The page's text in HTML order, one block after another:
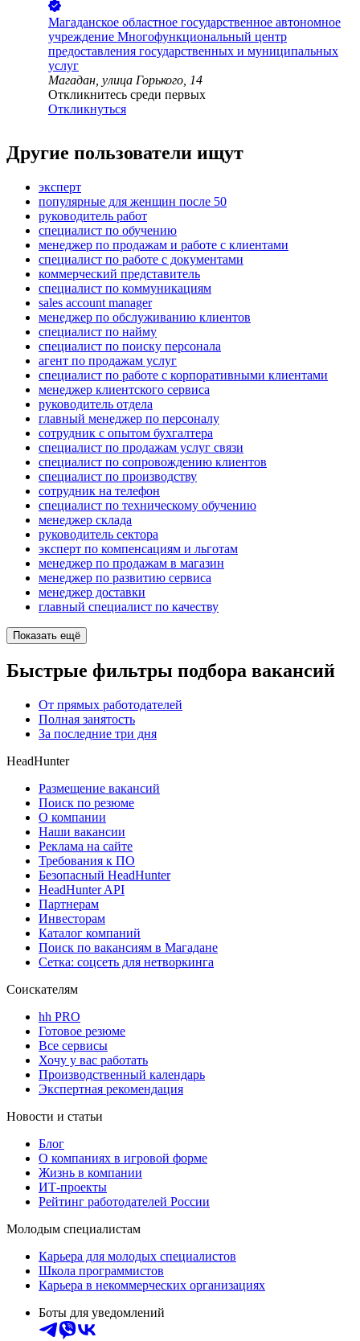
Магаданское областное государственное автономное
учреждение Многофункциональный центр
предоставления государственных и муниципальных
услуг
Магадан, улица Горького, 14
Откликнитесь среди первых
Откликнуться
Другие пользователи ищут
эксперт
популярные для женщин после 50
руководитель работ
специалист по обучению
менеджер по продажам и работе с клиентами
специалист по работе с документами
коммерческий представитель
специалист по коммуникациям
sales account manager
менеджер по обслуживанию клиентов
специалист по найму
специалист по поиску персонала
агент по продажам услуг
специалист по работе с корпоративными клиентами
менеджер клиентского сервиса
руководитель отдела
главный менеджер по персоналу
сотрудник с опытом бухгалтера
специалист по продажам услуг связи
специалист по сопровождению клиентов
специалист по производству
сотрудник на телефон
специалист по техническому обучению
менеджер склада
руководитель сектора
эксперт по компенсациям и льготам
менеджер по продажам в магазин
менеджер по развитию сервиса
менеджер доставки
главный специалист по качеству
Показать ещё
Быстрые фильтры подбора вакансий
От прямых работодателей
Полная занятость
За последние три дня
HeadHunter
Размещение вакансий
Поиск по резюме
О компании
Наши вакансии
Реклама на сайте
Требования к ПО
Безопасный HeadHunter
HeadHunter API
Партнерам
Инвесторам
Каталог компаний
Поиск по вакансиям в Магадане
Сетка: соцсеть для нетворкинга
Соискателям
hh PRO
Готовое резюме
Все сервисы
Хочу у вас работать
Производственный календарь
Экспертная рекомендация
Новости и статьи
Блог
О компаниях в игровой форме
Жизнь в компании
ИТ-проекты
Рейтинг работодателей России
Молодым специалистам
Карьера для молодых специалистов
Школа программистов
Карьера в некоммерческих организациях
Боты для уведомлений